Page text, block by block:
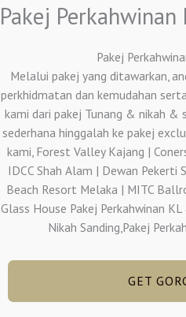
Pakej
Pakej
Melalui pakej yang ditawarkan,
perkhidmatan dan kemudahan
kami dari pakej Tunang & nikah &
sederhana hinggalah ke pakej
kami, Forest Valley Kajang |
IDCC Shah Alam | Dewan Pekerti
Beach Resort Melaka | MITC
Glass House Pakej Perkahwinan
Nikah Sanding,Pakej
GET